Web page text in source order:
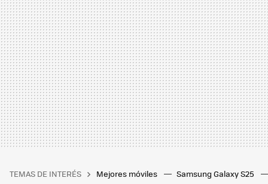
TEMAS DE INTERÉS Mejores móviles Samsung Galaxy S25